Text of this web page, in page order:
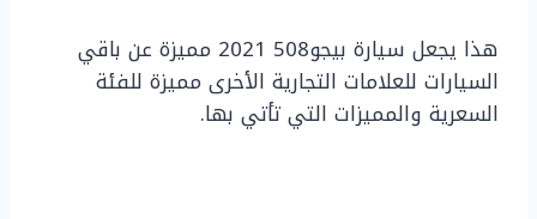
هذا يجعل سيارة بيجو508 2021 مميزة عن باقي
السيارات للعلامات التجارية الأخرى مميزة للفئة
السعرية والمميزات التي تأتي بها.